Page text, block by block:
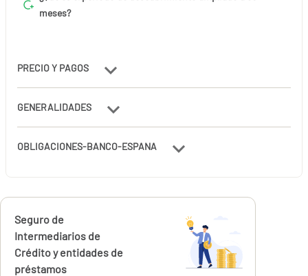
meses?
PRECIO Y PAGOS
GENERALIDADES
OBLIGACIONES-BANCO-ESPANA
Calcúlalo ahora
Seguro de
Intermediarios de
Crédito y entidades de
préstamos
373,27€